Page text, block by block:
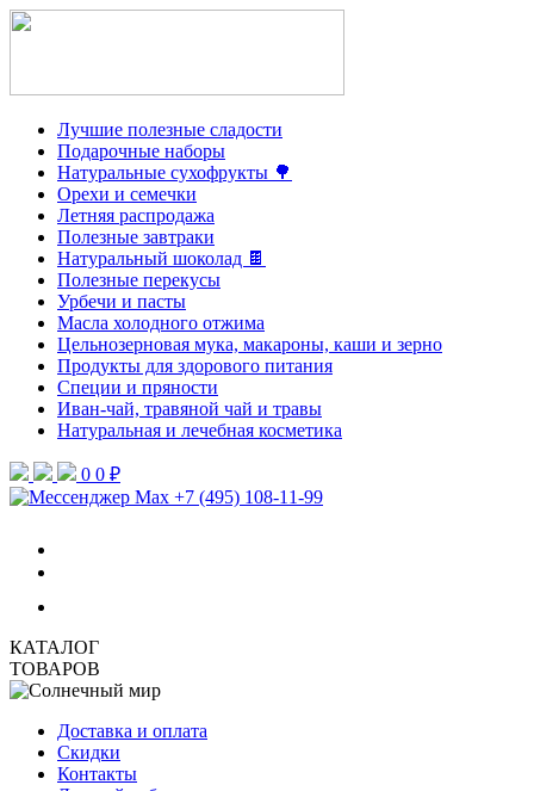
Лучшие полезные сладости
Подарочные наборы
Натуральные сухофрукты 🌳
Орехи и семечки
Летняя распродажа
Полезные завтраки
Натуральный шоколад 🍫
Полезные перекусы
Урбечи и пасты
Масла холодного отжима
Цельнозерновая мука, макароны, каши и зерно
Продукты для здорового питания
Специи и пряности
Иван-чай, травяной чай и травы
Натуральная и лечебная косметика
0 0 ₽
+7 (495) 108-11-99
КАТАЛОГ
ТОВАРОВ
Доставка и оплата
Скидки
Контакты